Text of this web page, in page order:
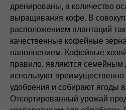
дренированы, а количество
выращивания кофе. В
расположением плантаций
качественные кофейные
наполнением. Кофейные
правило, являются
используют преимущественно
удобрения и собирают ягоды
Отсортированный урожай